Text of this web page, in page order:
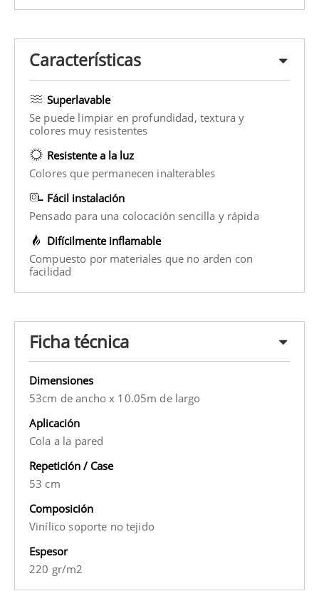
Características
Superlavable
Se puede limpiar en profundidad, textura y
colores muy resistentes
Resistente a la luz
Colores que permanecen inalterables
Fácil instalación
Pensado para una colocación sencilla y rápida
Difícilmente inflamable
Compuesto por materiales que no arden con
facilidad
Ficha técnica
Dimensiones
53cm de ancho x 10.05m de largo
Aplicación
Cola a la pared
Repetición / Case
53 cm
Composición
Vinílico soporte no tejido
Espesor
220 gr/m2